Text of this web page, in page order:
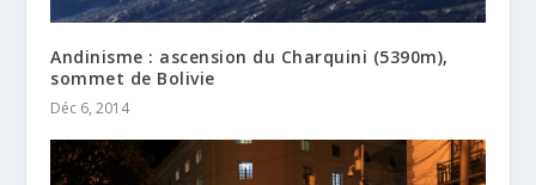
Andinisme : ascension du Charquini (5390m),
sommet de Bolivie
Déc 6, 2014